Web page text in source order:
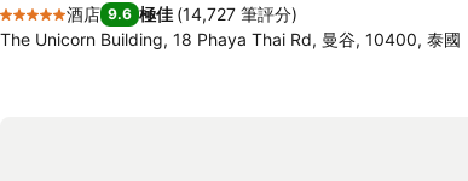
5 星級
酒店 9.6 極佳 (14,727 筆評分)
The Unicorn Building, 18 Phaya Thai Rd, 曼谷, 10400, 泰國